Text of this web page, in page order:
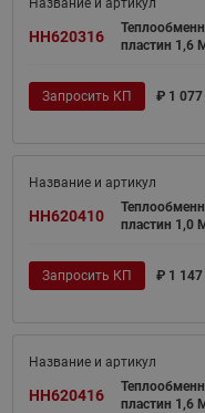
HH620316
пластин 1,6
Запросить КП ₽ 1
HH620410
пластин 1,0
Запросить КП ₽ 1
HH620416
пластин 1,6